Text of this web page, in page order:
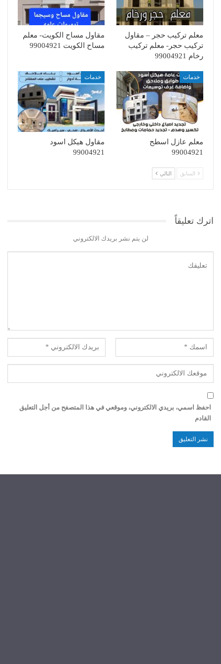
معلم تركيب حجر – مقاول
تركيب حجر- معلم تركيب
رخام 99004921
مقاول مساح الكويت- معلم
مساح الكويت 99004921
خدمات
معلم عازل اسطح
99004921
خدمات
مقاول هيكل اسود
99004921
السابق التالي
اترك تعليقاً
لن يتم نشر بريدك الالكتروني
احفظ اسمي، بريدي الالكتروني، وموقعي في هذا المتصفح من أجل التعليق
القادم